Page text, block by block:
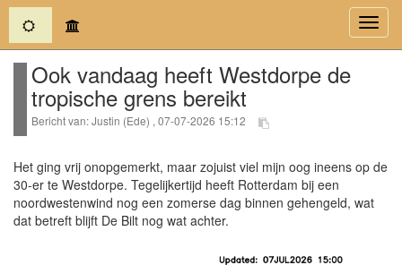
(current)
Ook vandaag heeft Westdorpe de
tropische grens bereikt
Bericht van: Justin (Ede) , 07-07-2026 15:12
Het ging vrij onopgemerkt, maar zojuist viel mijn oog ineens op de
30-er te Westdorpe. Tegelijkertijd heeft Rotterdam bij een
noordwestenwind nog een zomerse dag binnen gehengeld, wat
dat betreft blijft De Bilt nog wat achter.